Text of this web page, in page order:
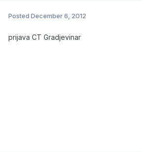
Posted December 6, 2012
prijava CT Gradjevinar